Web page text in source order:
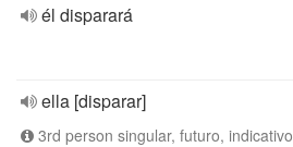
él disparará
ella [disparar]
3rd person singular, futuro, indicativo